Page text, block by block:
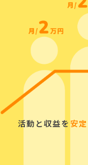
活動と収益を 安定